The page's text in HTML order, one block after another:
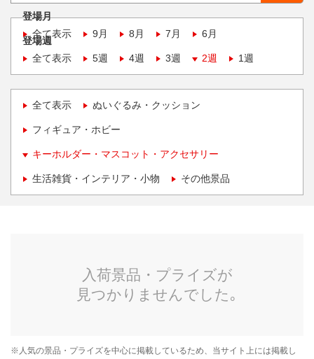
登場月
全て表示
9月 8月 7月 6月
登場週
全て表示
5週 4週 3週 2週 1週
全て表示 ぬいぐるみ・クッション
フィギュア・ホビー
キーホルダー・マスコット・アクセサリー
生活雑貨・インテリア・小物 その他景品